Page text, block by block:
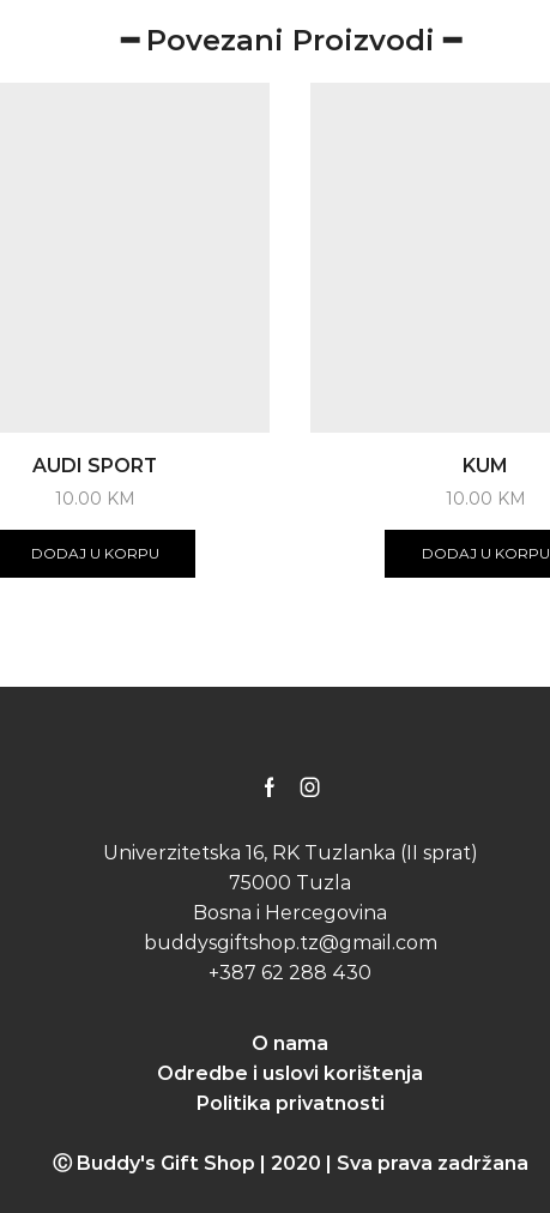
━ Povezani Proizvodi ━
AUDI SPORT
10.00 KM
DODAJ U KORPU
KUM
10.00 KM
DODAJ U KORPU
FacebookInstagram
Univerzitetska 16, RK Tuzlanka (II sprat)
75000 Tuzla
Bosna i Hercegovina
buddysgiftshop.tz@gmail.com
+387 62 288 430
O nama
Odredbe i uslovi korištenja
Politika privatnosti
Ⓒ Buddy's Gift Shop | 2020 | Sva prava zadržana